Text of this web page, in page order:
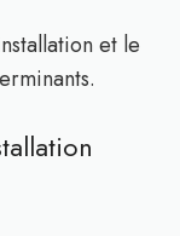
et le